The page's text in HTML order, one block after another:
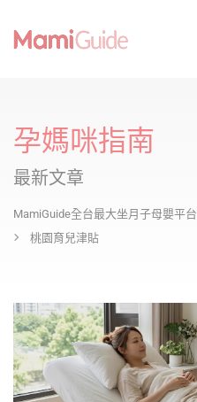
孕媽咪指南
最新文章
MamiGuide全台最大坐月子母嬰平台
桃園育兒津貼